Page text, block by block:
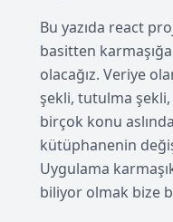
Bu yazıda react
basitten
olacağız. Veriye
şekli, tutulma
birçok konu
kütüphanenin
Uygulama
biliyor olmak bize